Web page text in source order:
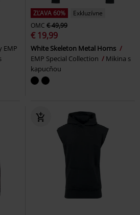
EMP
ZĽAVA 60%
Exkluzívne
OMC € 49,99
€ 19,99
White Skeleton Metal Horns
EMP Special Collection
Mikina s
kapucňou